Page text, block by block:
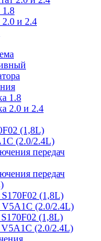
1.8
2.0 и 2.4
1.8
2.0 и 2.4
(1,8L)
(2.0/2.4L)
передач
передач
(1,8L)
(2.0/2.4L)
(1,8L)
(2.0/2.4L)